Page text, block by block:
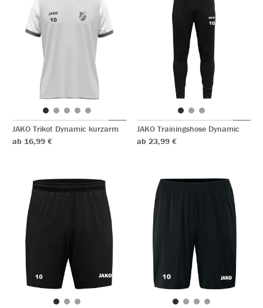
JAKO Trikot Dynamic kurzarm
ab 16,99 €
JAKO Trainingshose Dynamic
ab 23,99 €